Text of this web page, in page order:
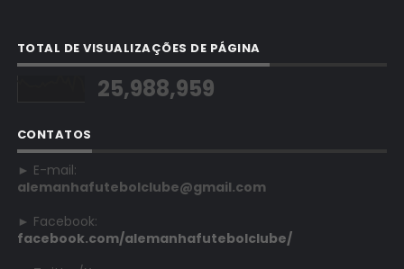
TOTAL DE VISUALIZAÇÕES DE PÁGINA
25,988,959
CONTATOS
► E-mail:
alemanhafutebolclube@gmail.com
► Facebook:
facebook.com/alemanhafutebolclube/